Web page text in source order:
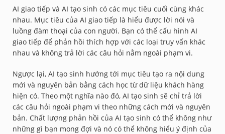
AI giao tiếp và AI tạo sinh có các mục tiêu cuối cùng khác
nhau. Mục tiêu của AI giao tiếp là hiểu được lời nói và
luồng đàm thoại của con người. Bạn có thể cấu hình AI
giao tiếp để phản hồi thích hợp với các loại truy vấn khác
nhau và không trả lời các câu hỏi nằm ngoài phạm vi.
Ngược lại, AI tạo sinh hướng tới mục tiêu tạo ra nội dung
mới và nguyên bản bằng cách học từ dữ liệu khách hàng
hiện có. Theo một nghĩa nào đó, AI tạo sinh sẽ chỉ trả lời
các câu hỏi ngoài phạm vi theo những cách mới và nguyên
bản. Chất lượng phản hồi của AI tạo sinh có thể không như
những gì bạn mong đợi và nó có thể không hiểu ý định của